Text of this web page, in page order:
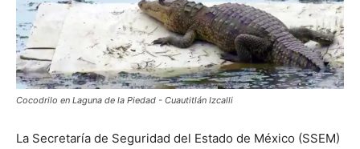
Cocodrilo en Laguna de la Piedad - Cuautitlán Izcalli
La Secretaría de Seguridad del Estado de México (SSEM)